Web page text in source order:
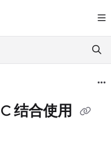
exploring further.
结合使用